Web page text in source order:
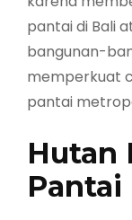
pantai di Bali
bangunan-
memperkuat
pantai
Hutan